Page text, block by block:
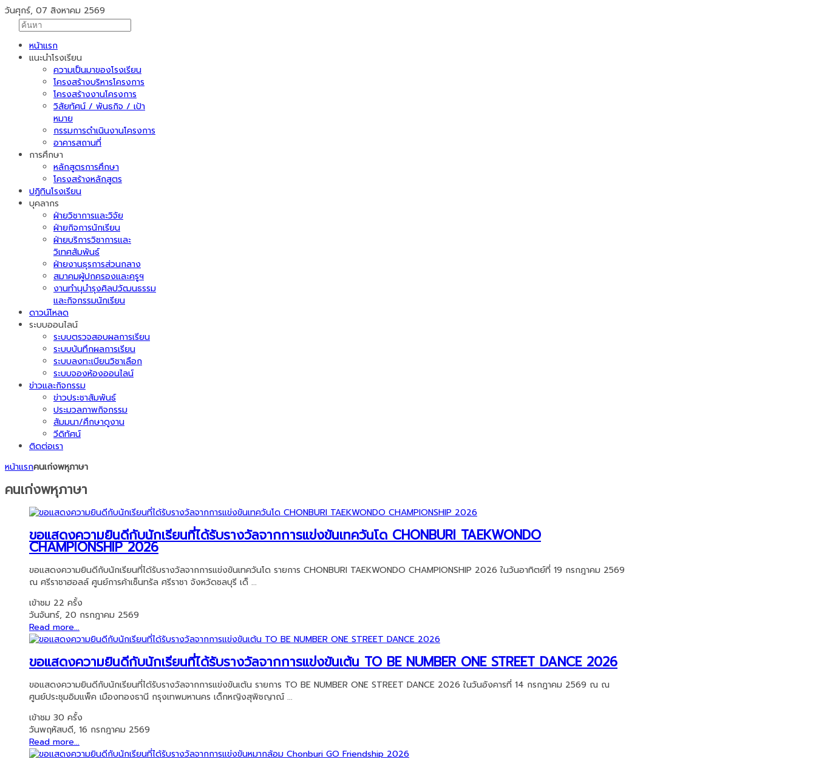
วันศุกร์, 07 สิงหาคม 2569
หน้าแรก
แนะนำโรงเรียน
ความเป็นมาของโรงเรียน
โครงสร้างบริหารโครงการ
โครงสร้างงานโครงการ
วิสัยทัศน์ / พันธกิจ / เป้า
หมาย
กรรมการดำเนินงานโครงการ
อาคารสถานที่
การศึกษา
หลักสูตรการศึกษา
โครงสร้างหลักสูตร
ปฏิทินโรงเรียน
บุคลากร
ฝ่ายวิชาการและวิจัย
ฝ่ายกิจการนักเรียน
ฝ่ายบริการวิชาการและ
วิเทศสัมพันธ์
ฝ่ายงานธุรการส่วนกลาง
สมาคมผู้ปกครองและครูฯ
งานทำนุบำรุงศิลปวัฒนธรรม
และกิจกรรมนักเรียน
ดาวน์โหลด
ระบบออนไลน์
ระบบตรวจสอบผลการเรียน
ระบบบันทึกผลการเรียน
ระบบลงทะเบียนวิชาเลือก
ระบบจองห้องออนไลน์
ข่าวและกิจกรรม
ข่าวประชาสัมพันธ์
ประมวลภาพกิจกรรม
สัมมนา/ศึกษาดูงาน
วีดิทัศน์
ติดต่อเรา
หน้าแรกคนเก่งพหุภาษา
คนเก่งพหุภาษา
ขอแสดงความยินดีกับนักเรียนที่ได้รับรางวัลจากการแข่งขันเทควันโด CHONBURI TAEKWONDO
CHAMPIONSHIP 2026
ขอแสดงความยินดีกับนักเรียนที่ได้รับรางวัลจากการแข่งขันเทควันโด รายการ CHONBURI TAEKWONDO CHAMPIONSHIP 2026 ในวันอาทิตย์ที่ 19 กรกฎาคม 2569
ณ ศรีราชาฮอลล์ ศูนย์การค้าเซ็นทรัล ศรีราชา จังหวัดชลบุรี เด็ ...
เข้าชม 22 ครั้ง
วันจันทร์, 20 กรกฎาคม 2569
Read more...
ขอแสดงความยินดีกับนักเรียนที่ได้รับรางวัลจากการแข่งขันเต้น TO BE NUMBER ONE STREET DANCE 2026
ขอแสดงความยินดีกับนักเรียนที่ได้รับรางวัลจากการแข่งขันเต้น รายการ TO BE NUMBER ONE STREET DANCE 2026 ในวันอังคารที่ 14 กรกฎาคม 2569 ณ ณ
ศูนย์ประชุมอิมแพ็ค เมืองทองธานี กรุงเทพมหานคร เด็กหญิงสุพิชญาณ์ ...
เข้าชม 30 ครั้ง
วันพฤหัสบดี, 16 กรกฎาคม 2569
Read more...